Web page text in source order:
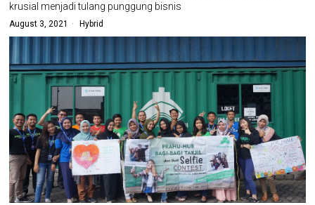
krusial menjadi tulang punggung bisnis
August 3, 2021 Hybrid